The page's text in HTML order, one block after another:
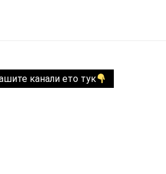
канали ето тук